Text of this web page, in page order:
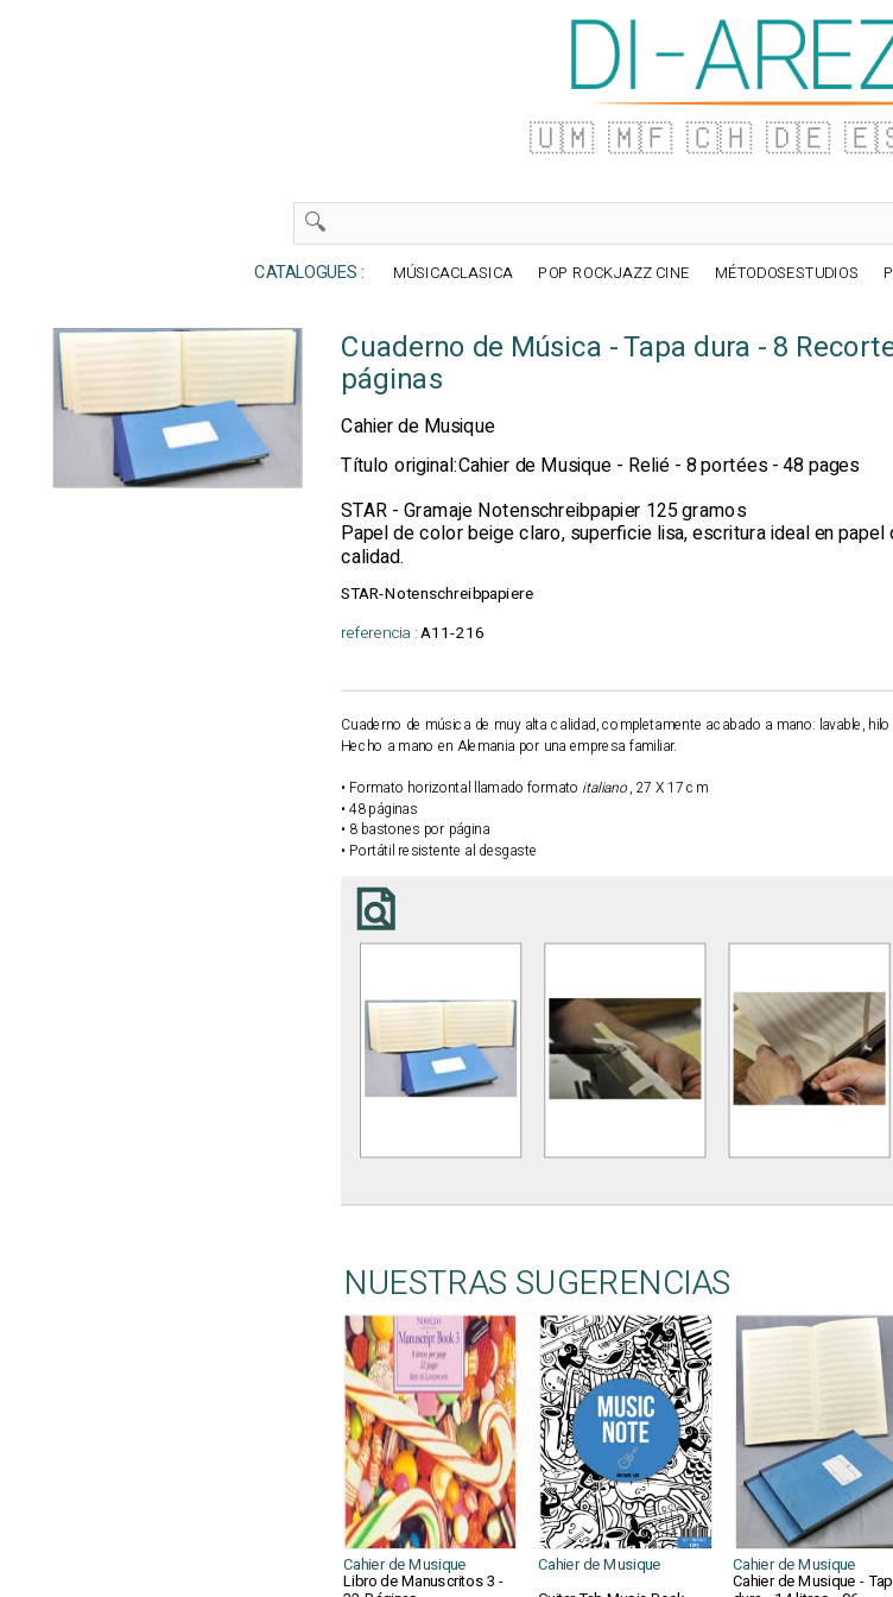
🇺🇲 🇲🇫 🇨🇭 🇩🇪
CATALOGUES : MÚSICACLASICA POP ROCKJAZZ CINE MÉTODOSESTUDIOS
Cuaderno de Música - Tapa dura - 8
páginas
Cahier de Musique
Título original:Cahier de Musique - Relié - 8 portées - 48 pages
STAR - Gramaje Notenschreibpapier 125 gramos
Papel de color beige claro, superficie lisa, escritura ideal en papel
calidad.
STAR-Notenschreibpapiere
referencia :A11-216
Cuaderno de música de muy alta calidad, completamente acabado a mano: lavable,
Hecho a mano en Alemania por una empresa familiar.
• Formato horizontal llamado formato italiano, 27 X 17 cm
• 48 páginas
• 8 bastones por página
• Portátil resistente al desgaste
NUESTRAS SUGERENCIAS
Cahier de Musique Cahier de Musique Cahier de Musique
Libro de Manuscritos 3 - Cahier de Musique -